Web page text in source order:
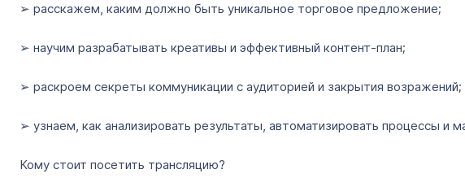
➢ расскажем, каким должно быть уникальное торговое предложение;
➢ научим разрабатывать креативы и эффективный контент-план;
➢ раскроем секреты коммуникации с аудиторией и закрытия возражений;
➢ узнаем, как анализировать результаты, автоматизировать процессы и
Кому стоит посетить трансляцию?